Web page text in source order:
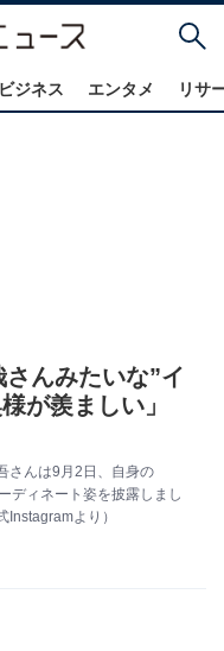
ジネス エンタメ リサ
んみたいな”イ
が羨ましい」
さんは9月2日、自身の
ディネート姿を披露しまし
より）